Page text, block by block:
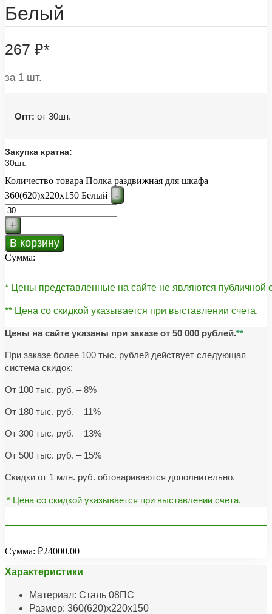
Белый
267 ₽*
за 1 шт.
Опт: от 30шт.
Закупка кратна:
30шт.
Количество товара Полка раздвижная для шкафа
360(620)х220х150 Белый
-
+
В корзину
Сумма:
* Цены представленные на сайте не являются публичной
** Цена со скидкой указывается при выставлении счета.
Цены на сайте указаны при заказе от 50 000 рублей.**
При заказе более 100 тыс. рублей действует следующая
система скидок:
От 100 тыс. руб. – 8%
От 180 тыс. руб. – 11%
От 300 тыс. руб. – 13%
От 500 тыс. руб. – 15%
Скидки от 1 млн. руб. обговариваются дополнительно.
* Цена со скидкой указывается при выставлении счета.
Сумма: ₽24000.00
Характеристики
Материал: Сталь 08ПС
Размер: 360(620)х220х150